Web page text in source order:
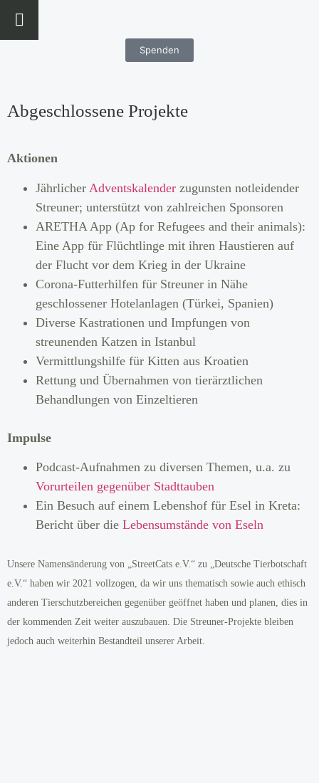
Spenden
Abgeschlossene Projekte
Aktionen
Jährlicher Adventskalender zugunsten notleidender
Streuner; unterstützt von zahlreichen Sponsoren
ARETHA App (Ap for Refugees and their animals):
Eine App für Flüchtlinge mit ihren Haustieren auf
der Flucht vor dem Krieg in der Ukraine
Corona-Futterhilfen für Streuner in Nähe
geschlossener Hotelanlagen (Türkei, Spanien)
Diverse Kastrationen und Impfungen von
streunenden Katzen in Istanbul
Vermittlungshilfe für Kitten aus Kroatien
Rettung und Übernahmen von tierärztlichen
Behandlungen von Einzeltieren
Impulse
Podcast-Aufnahmen zu diversen Themen, u.a. zu
Vorurteilen gegenüber Stadttauben
Ein Besuch auf einem Lebenshof für Esel in Kreta:
Bericht über die Lebensumstände von Eseln
Unsere Namensänderung von „StreetCats e.V.“ zu „Deutsche Tierbotschaft
e.V.“ haben wir 2021 vollzogen, da wir uns thematisch sowie auch ethisch
anderen Tierschutzbereichen gegenüber geöffnet haben und planen, dies in
der kommenden Zeit weiter auszubauen. Die Streuner-Projekte bleiben
jedoch auch weiterhin Bestandteil unserer Arbeit.